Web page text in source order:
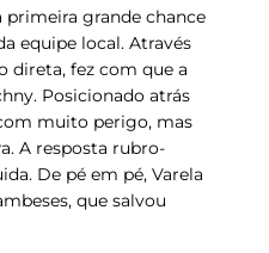
primeira grande chance
equipe local. Através
direta, fez com que a
Posicionado atrás
muito perigo, mas
A resposta rubro-
De pé em pé, Varela
, que salvou